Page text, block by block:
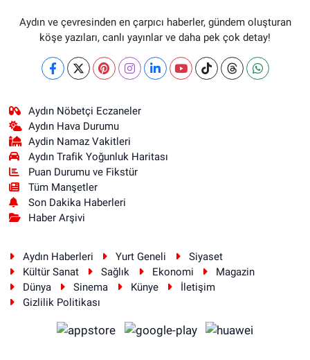
Aydın ve çevresinden en çarpıcı haberler, gündem oluşturan
köşe yazıları, canlı yayınlar ve daha pek çok detay!
Aydın Nöbetçi Eczaneler
Aydın Hava Durumu
Aydin Namaz Vakitleri
Aydın Trafik Yoğunluk Haritası
Puan Durumu ve Fikstür
Tüm Manşetler
Son Dakika Haberleri
Haber Arşivi
Aydın Haberleri Yurt Geneli
Siyaset
Kültür Sanat
Sağlık Ekonomi
Magazin
Dünya
Sinema Künye
İletişim
Gizlilik Politikası